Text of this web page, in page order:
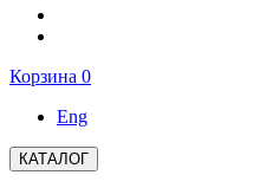
Корзина 0
Eng
КАТАЛОГ